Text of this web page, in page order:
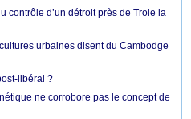
contrôle d’un détroit près de Troie la
urbaines disent du Cambodge
libéral ?
ne corrobore pas le concept de